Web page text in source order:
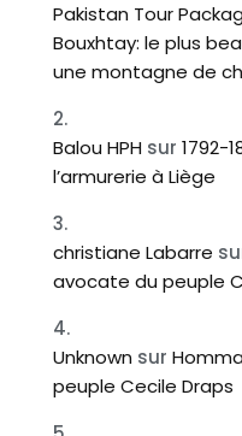
Pakistan Tour
Bouxhtay: le plus
une montagne de
Balou HPH sur 1792-
l’armurerie à Liège
christiane Labarre
avocate du peuple
Unknown sur
peuple Cecile Draps